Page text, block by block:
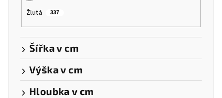
Žlutá 337
Šířka v cm
Výška v cm
Hloubka v cm